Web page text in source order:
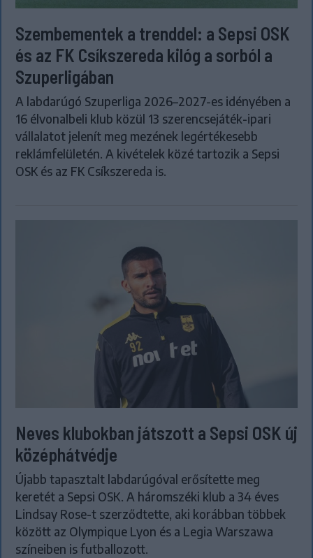
Szembementek a trenddel: a Sepsi OSK
és az FK Csíkszereda kilóg a sorból a
Szuperligában
A labdarúgó Szuperliga 2026–2027-es idényében a
16 élvonalbeli klub közül 13 szerencsejáték-ipari
vállalatot jelenít meg mezének legértékesebb
reklámfelületén. A kivételek közé tartozik a Sepsi
OSK és az FK Csíkszereda is.
Neves klubokban játszott a Sepsi OSK új
középhátvédje
Újabb tapasztalt labdarúgóval erősítette meg
keretét a Sepsi OSK. A háromszéki klub a 34 éves
Lindsay Rose-t szerződtette, aki korábban többek
között az Olympique Lyon és a Legia Warszawa
színeiben is futballozott.